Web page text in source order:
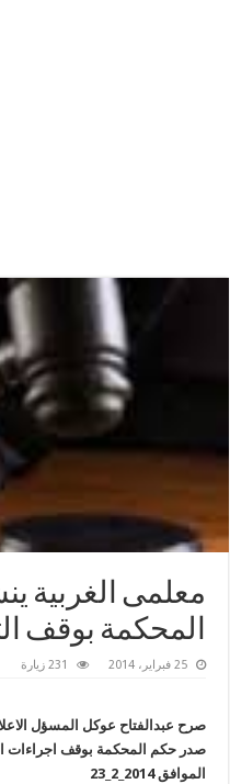
معلمى الغربية
المحكمة بوقف
25 فبراير، 2014 231 زيارة
صرح عبدالفتاح عوكل المسؤل
صدر حكم المحكمة بوقف اجراءات
الموافق 2014_2_23